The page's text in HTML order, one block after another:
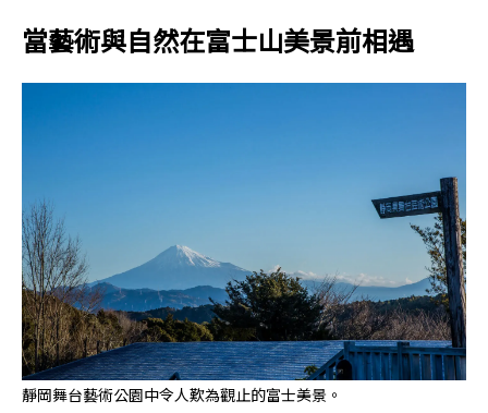
當藝術與自然在富士山美景前相遇
靜岡舞台藝術公園中令人歎為觀止的富士美景。